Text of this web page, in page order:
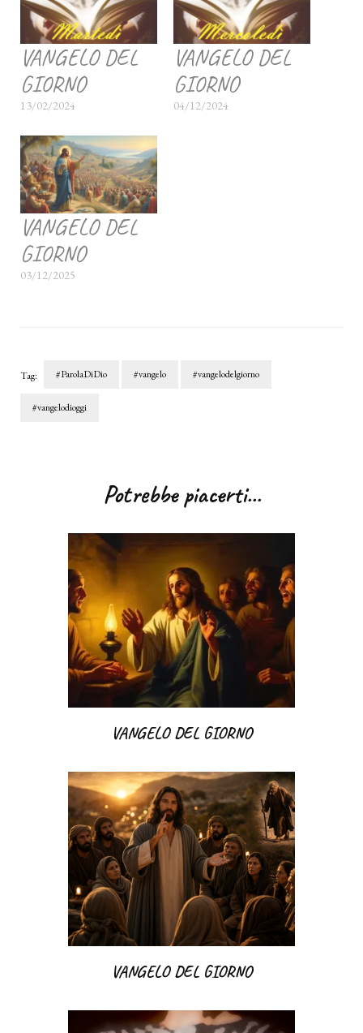
VANGELO DEL
GIORNO
13/02/2024
VANGELO DEL
GIORNO
04/12/2024
VANGELO DEL
GIORNO
03/12/2025
Tag: #ParolaDiDio #vangelo #vangelodelgiorno
#vangelodioggi
articoliPotrebbe piacerti...
VANGELO DEL GIORNO
VANGELO DEL GIORNO